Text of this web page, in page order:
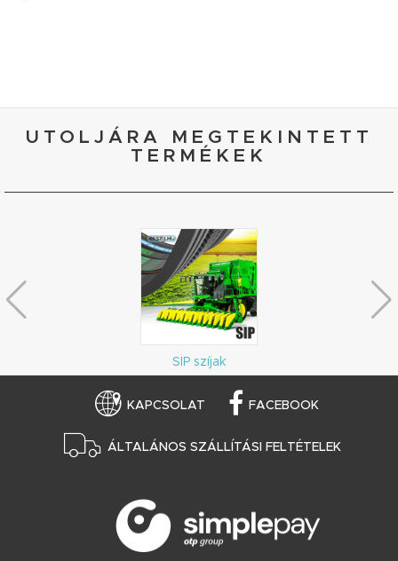
UTOLJÁRA MEGTEKINTETT
TERMÉKEK
SIP szíjak
KAPCSOLAT FACEBOOK
ÁLTALÁNOS SZÁLLÍTÁSI FELTÉTELEK